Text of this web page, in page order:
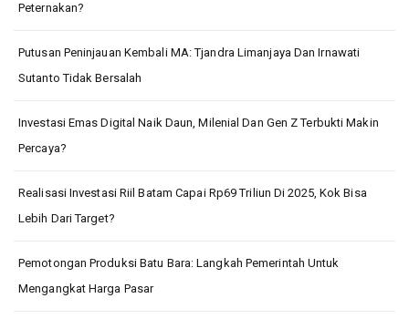
Peternakan?
Putusan Peninjauan Kembali MA: Tjandra Limanjaya Dan Irnawati
Sutanto Tidak Bersalah
Investasi Emas Digital Naik Daun, Milenial Dan Gen Z Terbukti Makin
Percaya?
Realisasi Investasi Riil Batam Capai Rp69 Triliun Di 2025, Kok Bisa
Lebih Dari Target?
Pemotongan Produksi Batu Bara: Langkah Pemerintah Untuk
Mengangkat Harga Pasar